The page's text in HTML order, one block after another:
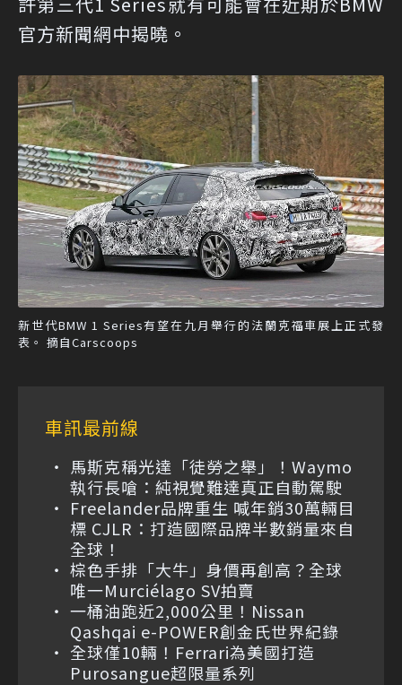
官方新聞網中揭曉。
新世代BMW 1 Series有望在九月舉行的法蘭克福車展上正式發
表。 摘自Carscoops
車訊最前線
馬斯克稱光達「徒勞之舉」！Waymo
執行長嗆：純視覺難達真正自動駕駛
Freelander品牌重生 喊年銷30萬輛目
標 CJLR：打造國際品牌半數銷量來自
全球！
棕色手排「大牛」身價再創高？全球
唯一Murciélago SV拍賣
一桶油跑近2,000公里！Nissan
Qashqai e-POWER創金氏世界紀錄
全球僅10輛！Ferrari為美國打造
Purosangue超限量系列